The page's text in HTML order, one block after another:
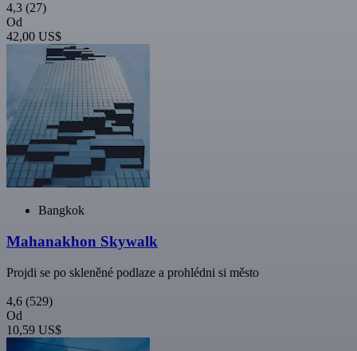
4,3 (27)
Od
42,00 US$
Bangkok
Mahanakhon Skywalk
Projdi se po skleněné podlaze a prohlédni si město
4,6 (529)
Od
10,59 US$